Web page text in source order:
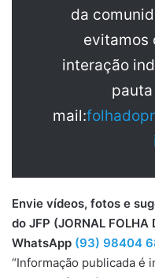
da
evitamos
interação
mail:
Envie vídeos, fotos e
do JFP (JORNAL FOLHA
WhatsApp (93) 98404
“Informação publicada é